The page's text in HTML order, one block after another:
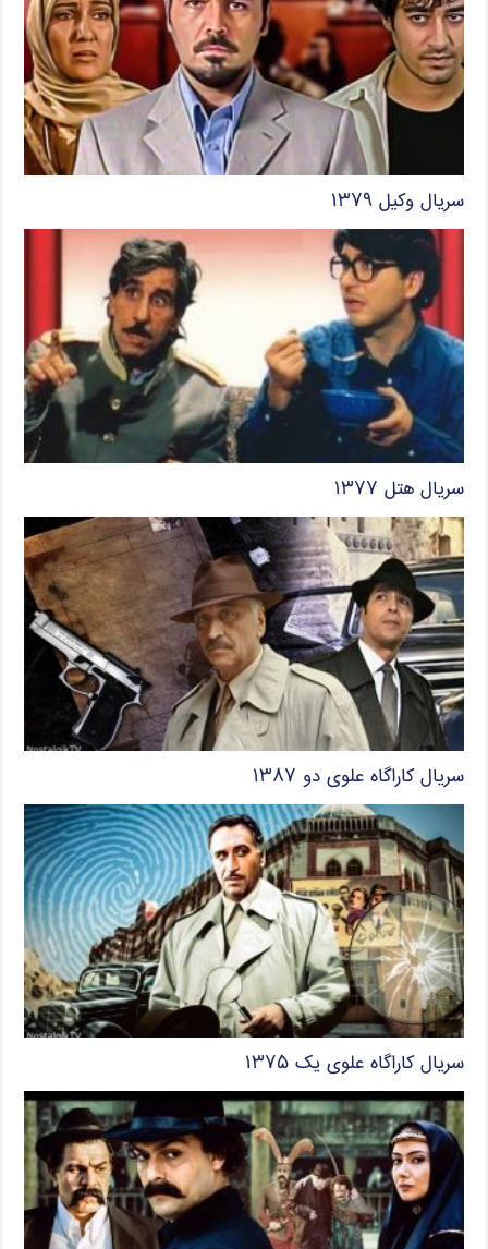
سریال وکیل ۱۳۷۹
سریال هتل ۱۳۷۷
سریال کاراگاه علوی دو ۱۳۸۷
سریال کاراگاه علوی یک ۱۳۷۵